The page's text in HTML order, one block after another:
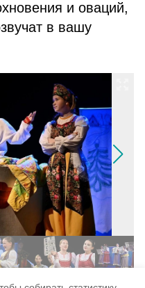
и оваций,
в вашу